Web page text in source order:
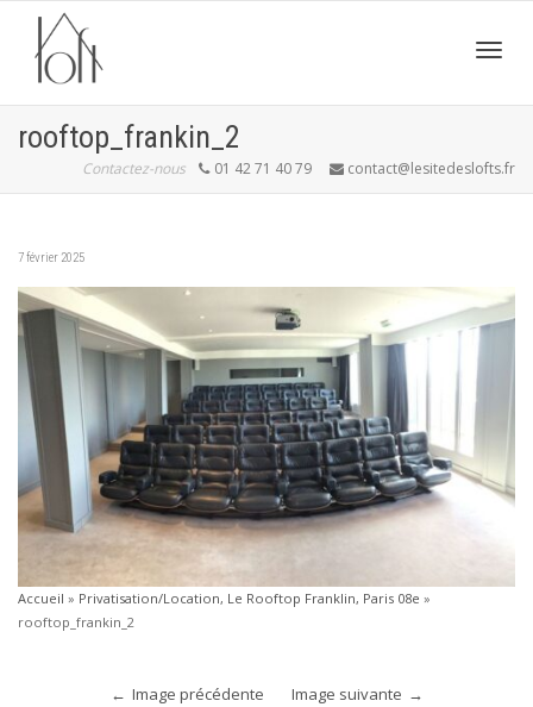
rooftop_frankin_2
Contactez-nous 01 42 71 40 79 contact@lesitedeslofts.fr
7 février 2025
Accueil » Privatisation/Location, Le Rooftop Franklin, Paris 08e »
rooftop_frankin_2
Image précédente Image suivante